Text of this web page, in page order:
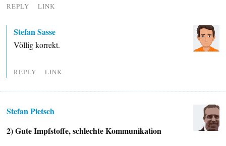
REPLY LINK
Stefan Sasse
Völlig korrekt.
REPLY LINK
Stefan Pietsch
2) Gute Impfstoffe, schlechte Kommunikation